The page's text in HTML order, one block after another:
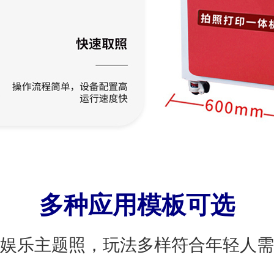
多种应用模板可选
乐主题照，玩法多样符合年轻人